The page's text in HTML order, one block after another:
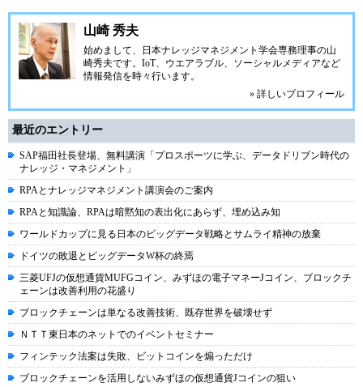
山崎 秀夫
始めまして、日本ナレッジマネジメント学会専務理事の山
崎秀夫です。IoT、ウエアラブル、ソーシャルメディアなど
情報発信を時々行います。
» 詳しいプロフィール
最近のエントリー
SAP福田社長登場、無料講演「プロスポーツに学ぶ、データドリブン時代の
ナレッジ・マネジメント」
RPAとナレッジマネジメント講演会のご案内
RPAと知識論、RPAは暗黙知の表出化にあらず、埋め込み知
ワールドカップに見る日本のビッグデータ戦略とサムライ精神の放棄
ドイツの敗退とビッグデータW杯の終焉
三菱UFJの仮想通貨MUFGコイン、みずほの電子マネーJコイン、ブロックチ
ェーンは改善利用の花盛り
ブロックチェーンは単なる改善技術、既存世界を破壊せず
ＮＴＴ東日本のネットでのイベントセミナー
フィンテック法案は失敗、ビットコインを煽っただけ
ブロックチェーンを活用しないみずほの仮想通貨Jコインの狙い